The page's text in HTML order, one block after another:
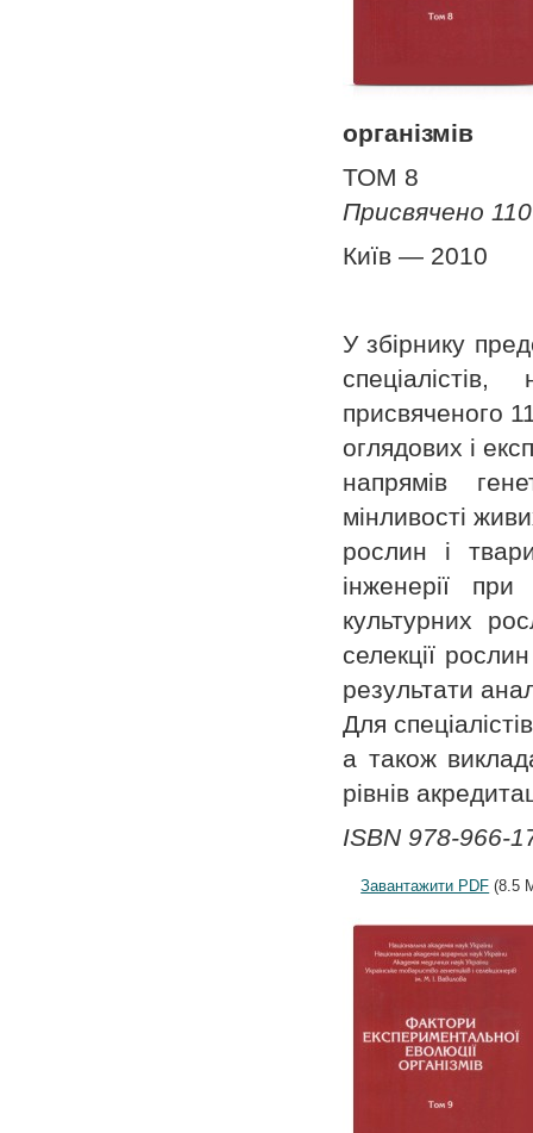
організмів
ТОМ 8
Присвячено
Київ — 2010
У збірнику
присвяченого
оглядових і
напрямів
мінливості
рослин і
інженерії при
культурних
селекції
результати
Для
а також
рівнів
ISBN 978-966-
Завантажити PDF (8.5